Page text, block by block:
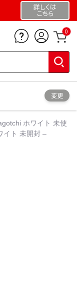
詳しくは
こちら
0
変更
ホワイト 未使
イト 未開封 –